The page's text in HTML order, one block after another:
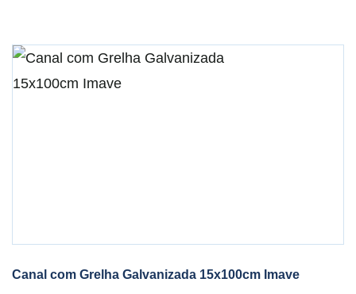
Canal com Grelha Galvanizada 15x100cm Imave